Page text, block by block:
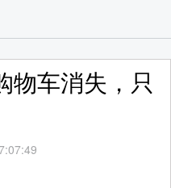
物车消失，只